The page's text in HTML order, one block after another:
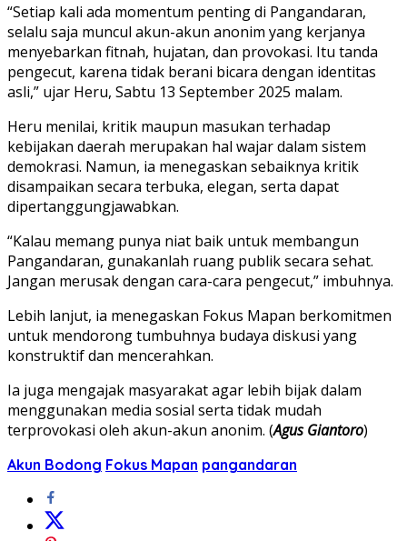
“Setiap kali ada momentum penting di Pangandaran,
selalu saja muncul akun-akun anonim yang kerjanya
menyebarkan fitnah, hujatan, dan provokasi. Itu tanda
pengecut, karena tidak berani bicara dengan identitas
asli,” ujar Heru, Sabtu 13 September 2025 malam.
Heru menilai, kritik maupun masukan terhadap
kebijakan daerah merupakan hal wajar dalam sistem
demokrasi. Namun, ia menegaskan sebaiknya kritik
disampaikan secara terbuka, elegan, serta dapat
dipertanggungjawabkan.
“Kalau memang punya niat baik untuk membangun
Pangandaran, gunakanlah ruang publik secara sehat.
Jangan merusak dengan cara-cara pengecut,” imbuhnya.
Lebih lanjut, ia menegaskan Fokus Mapan berkomitmen
untuk mendorong tumbuhnya budaya diskusi yang
konstruktif dan mencerahkan.
Ia juga mengajak masyarakat agar lebih bijak dalam
menggunakan media sosial serta tidak mudah
terprovokasi oleh akun-akun anonim. (Agus Giantoro)
Akun Bodong Fokus Mapan pangandaran